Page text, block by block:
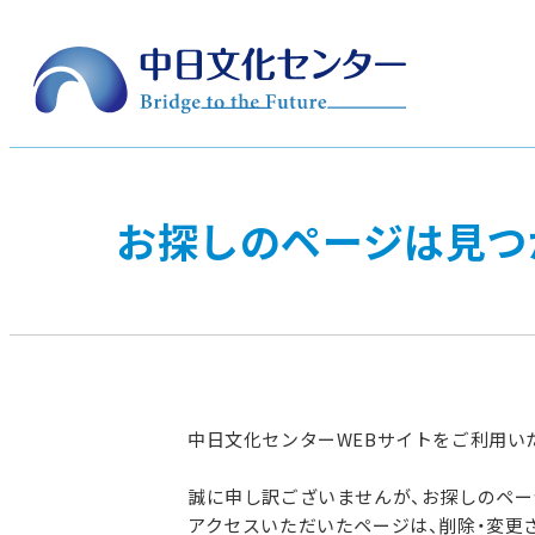
お探しのページは見
中日文化センターWEBサイトをご利用い
誠に申し訳ございませんが、お探しのペ
アクセスいただいたページは、削除・変